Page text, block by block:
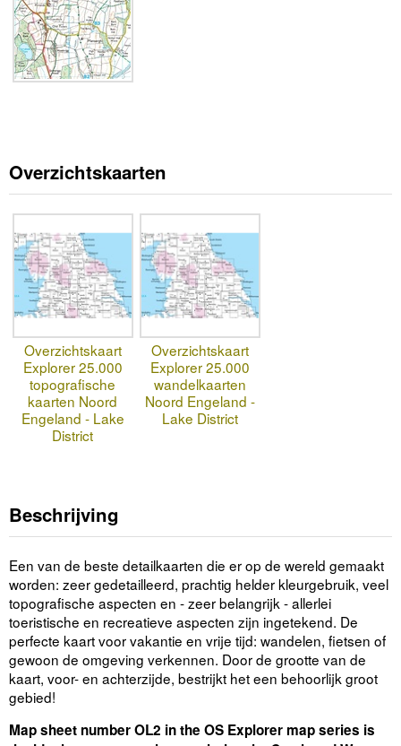
Overzichtskaarten
Overzichtskaart
Explorer 25.000
topografische
kaarten Noord
Engeland - Lake
District
Overzichtskaart
Explorer 25.000
wandelkaarten
Noord Engeland -
Lake District
Beschrijving
Een van de beste detailkaarten die er op de wereld gemaakt
worden: zeer gedetailleerd, prachtig helder kleurgebruik, veel
topografische aspecten en - zeer belangrijk - allerlei
toeristische en recreatieve aspecten zijn ingetekend. De
perfecte kaart voor vakantie en vrije tijd: wandelen, fietsen of
gewoon de omgeving verkennen. Door de grootte van de
kaart, voor- en achterzijde, bestrijkt het een behoorlijk groot
gebied!
Map sheet number OL2 in the OS Explorer map series is